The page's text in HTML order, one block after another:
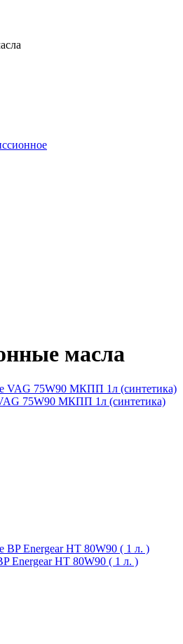
масла
75W90 МКПП 1л (синтетика)
Energear HT 80W90 ( 1 л. )